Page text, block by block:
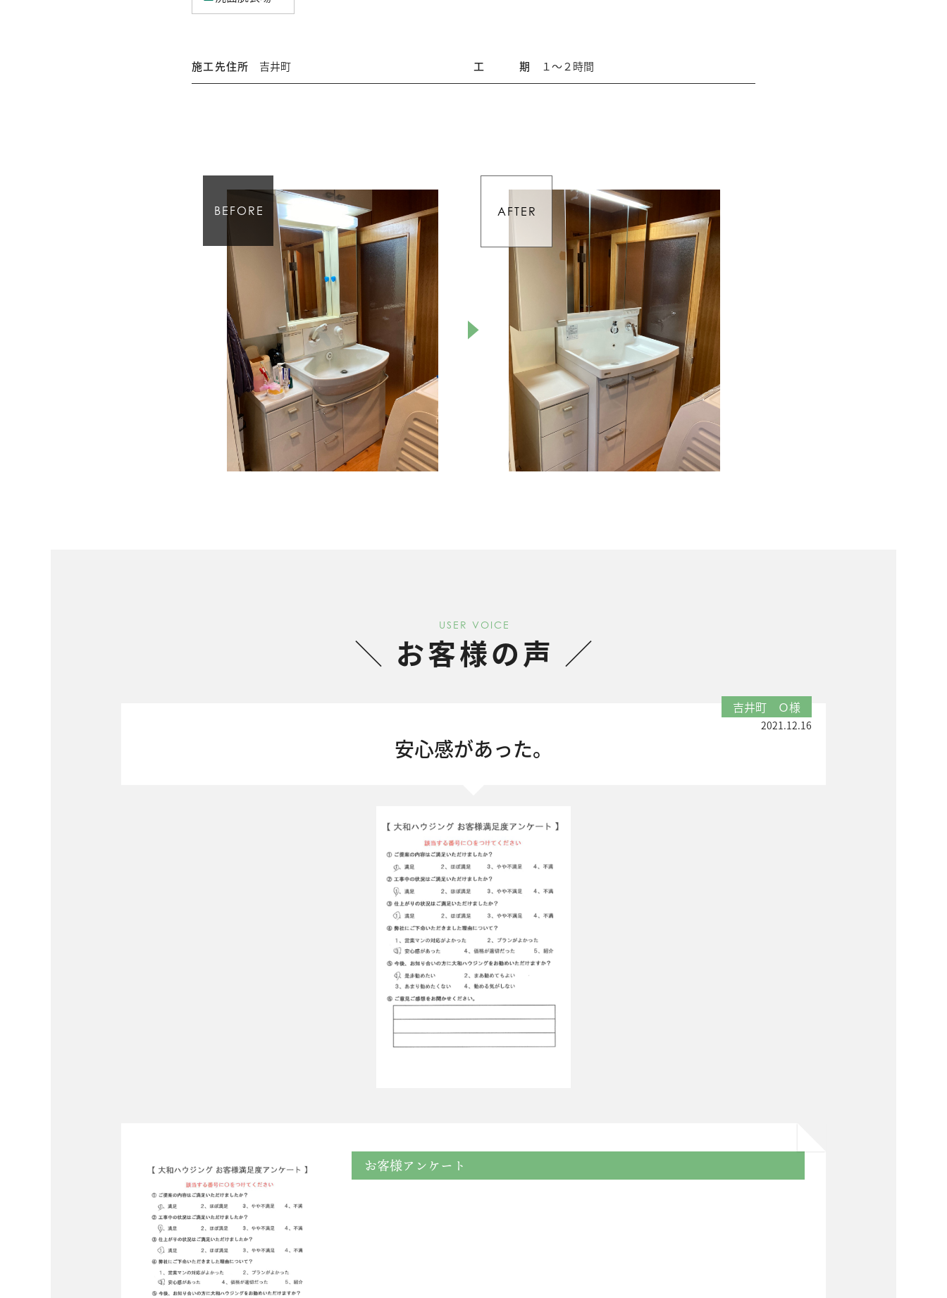
施工先住所 吉井町 工期 １～２時間
USER VOICE
お客様の声
吉井町 Ｏ様
2021.12.16
安心感があった。
お客様アンケート